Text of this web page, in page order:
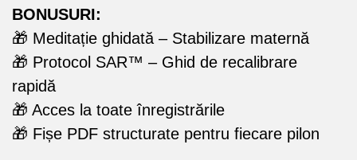
BONUSURI:
🎁 Meditație ghidată – Stabilizare maternă
🎁 Protocol SAR™ – Ghid de recalibrare
rapidă
🎁 Acces la toate înregistrările
🎁 Fișe PDF structurate pentru fiecare pilon